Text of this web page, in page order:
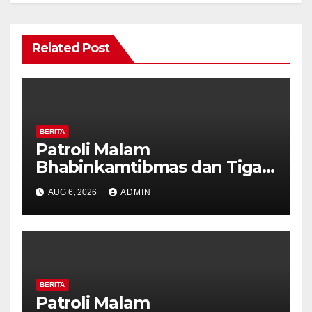
Related Post
BERITA
Patroli Malam
Bhabinkamtibmas dan Tiga
Pilar Kelurahan Ungaran
Perkuat Kamtibmas, Warga
Diajak Aktifkan Ronda
AUG 6, 2026 ADMIN
BERITA
Patroli Malam